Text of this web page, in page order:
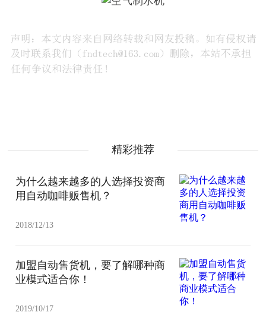
精彩推荐
为什么越来越多的人选择投资商
用自动咖啡贩售机？
2018/12/13
加盟自动售货机，要了解哪种商
业模式适合你！
2019/10/17